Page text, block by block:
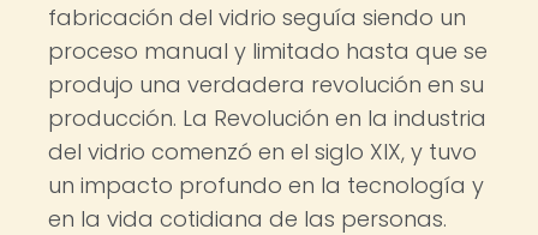
fabricación del vidrio seguía siendo un
proceso manual y limitado hasta que se
produjo una verdadera revolución en su
producción. La Revolución en la industria
del vidrio comenzó en el siglo XIX, y tuvo
un impacto profundo en la tecnología y
en la vida cotidiana de las personas.